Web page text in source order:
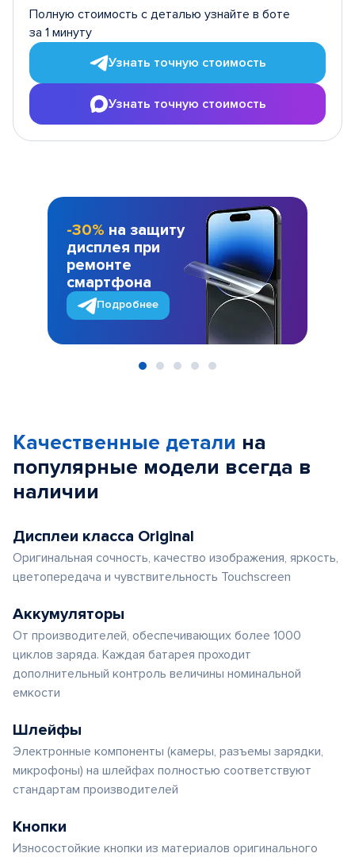
Полную стоимость с деталью узнайте в боте
за 1 минуту
Узнать точную стоимость
Узнать точную стоимость
-30% на защиту
дисплея при
ремонте
смартфона
Подробнее
Качественные детали на
популярные модели всегда в
наличии
Дисплеи класса Original
Оригинальная сочность, качество изображения, яркость,
цветопередача и чувствительность Touchscreen
Аккумуляторы
От производителей, обеспечивающих более 1000
циклов заряда. Каждая батарея проходит
дополнительный контроль величины номинальной
емкости
Шлейфы
Электронные компоненты (камеры, разъемы зарядки,
микрофоны) на шлейфах полностью соответствуют
стандартам производителей
Кнопки
Износостойкие кнопки из материалов оригинального